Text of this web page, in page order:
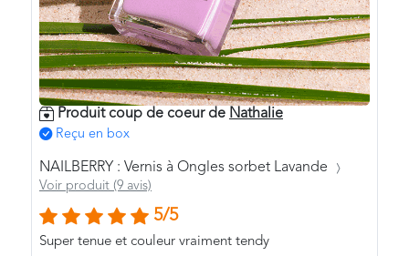
Produit coup de coeur de Nathalie
Reçu en box
NAILBERRY : Vernis à Ongles sorbet Lavande
Voir produit (9 avis)
5/5
Super tenue et couleur vraiment tendy